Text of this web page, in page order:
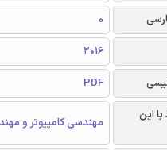
0
2016
PDF
این
مهندسی کامپیوتر و